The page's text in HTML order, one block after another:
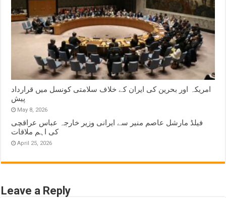
امریکہ اور بحرین کی ایران کے خلاف سلامتی کونسل میں قرارداد
پیش
May 8, 2026
فیلڈ مارشل عاصم منیر سے ایرانی وزیر خارجہ عباس عراقچی
کی اہم ملاقات
April 25, 2026
Leave a Reply